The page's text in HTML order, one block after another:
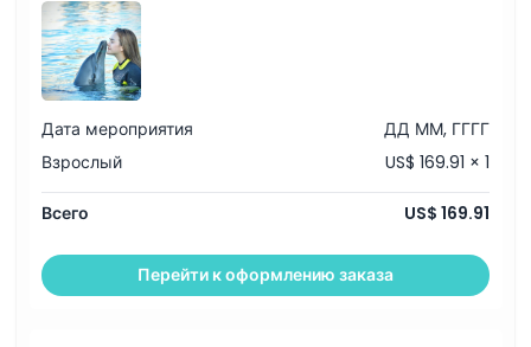
Дата мероприятия
ДД ММ, ГГГГ
Взрослый
US$ 169.91 × 1
Всего US$ 169.91
Перейти к оформлению заказа